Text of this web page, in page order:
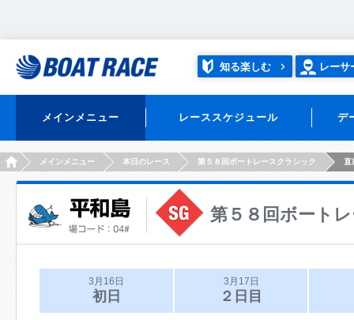
知る楽しむ レーサ
メインメニュー レーススケジュール デ
HOMEメインメニュー 本日のレース 第５８回ボートレースクラシック 直
第５８回ボート
3月16日
初日
3月17日
２日目